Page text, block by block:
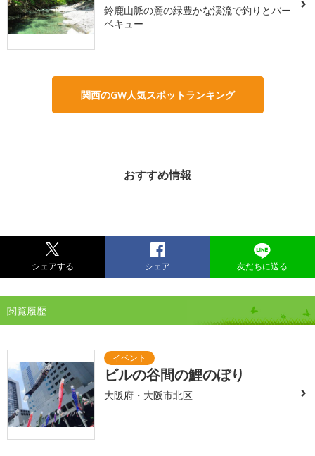
鈴鹿山脈の麓の緑豊かな渓流で釣りとバー
ベキュー
関西のGW人気スポットランキング
おすすめ情報
シェアする シェア 友だちに送る
閲覧履歴
ビルの谷間の鯉のぼり
大阪府・大阪市北区